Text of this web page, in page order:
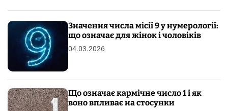
Значення числа місії 9 у нумерології:
що означає для жінок і чоловіків
04.03.2026
Що означає кармічне число 1 і як
воно впливає на стосунки